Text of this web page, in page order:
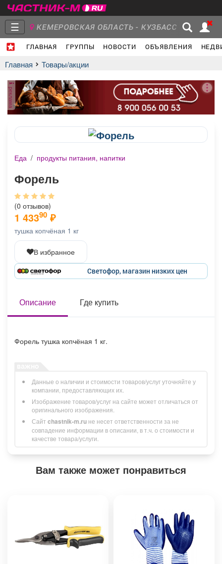
☰ КЕМЕРОВСКАЯ ОБЛАСТЬ - КУЗБАСС
ГЛАВНАЯ ГРУППЫ НОВОСТИ ОБЪЯВЛЕНИЯ
Главная
Объявления Недвижимость Услуги
ТВ программа Я - пенсионер
Главная Товары/акции
реклама
Еда / продукты питания, напитки
Форель
(0 отзывов)
1 43390 ₽
тушка копчёная 1 кг
В избранное
Светофор, магазин низких цен
Описание Где купить
Форель тушка копчёная 1 кг.
Данные о наличии и стоимости товаров/услуг уточняйте у
компании, предоставляющих их.
Изображение товаров/услуг на сайте может отличаться от
оригинального изображения.
Сайт chastnik-m.ru не несет ответственности за не
совпадение информации в описании, в т.ч. о стоимости и
качестве товара/услуги.
Вам также может понравиться